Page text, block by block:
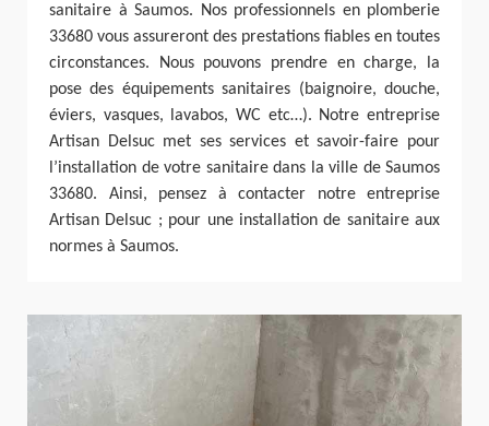
sanitaire à Saumos. Nos professionnels en plomberie
33680 vous assureront des prestations fiables en toutes
circonstances. Nous pouvons prendre en charge, la
pose des équipements sanitaires (baignoire, douche,
éviers, vasques, lavabos, WC etc…). Notre entreprise
Artisan Delsuc met ses services et savoir-faire pour
l’installation de votre sanitaire dans la ville de Saumos
33680. Ainsi, pensez à contacter notre entreprise
Artisan Delsuc ; pour une installation de sanitaire aux
normes à Saumos.